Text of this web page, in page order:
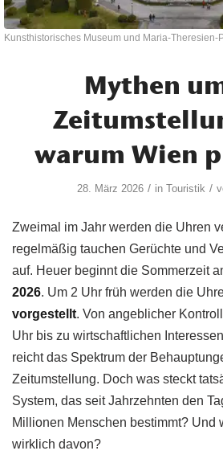
Kunsthistorisches Museum und Maria-Theresien-
Mythen
warum Wien
28. März 2026 / in Touristik /
Zweimal im Jahr werden die Uhren
regelmäßig tauchen Gerüchte und
auf. Heuer beginnt die Sommerzeit
2026. Um 2 Uhr früh werden die
vorgestellt. Von angeblicher
Uhr bis zu wirtschaftlichen
reicht das Spektrum der
Zeitumstellung. Doch was steckt
System, das seit Jahrzehnten den
Millionen Menschen bestimmt? Und
wirklich davon?